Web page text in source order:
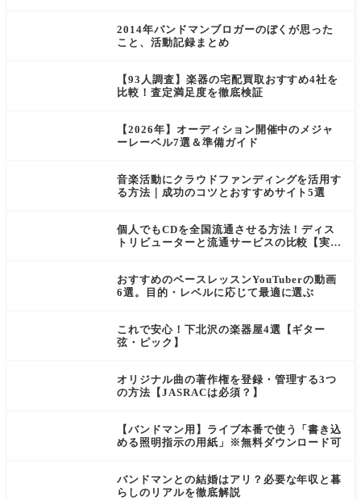
2014年バンドマンブロガーのぼくが思った
こと、活動記録まとめ
【93人調査】楽器の宅配買取おすすめ4社を
比較！査定満足度を徹底検証
【2026年】オーディション開催中のメジャ
ーレーベル7選＆準備ガイド
音楽活動にクラウドファンディングを活用す
る方法｜成功のコツとおすすめサイト5選
個人でもCDを全国流通させる方法！ディス
トリビューターと流通サービスの比較【実体
おすすめのベースレッスンYouTuberの動画
6選。目的・レベルに応じて最適に選ぶ
これで安心！下北沢の楽器屋4選【ギター
弦・ピック】
オリジナル曲の著作権を登録・管理する3つ
の方法【JASRACは必須？】
【バンドマン用】ライブ本番で使う「書き込
める照明指示の用紙」※無料ダウンロード可
バンドマンとの結婚はアリ？必要な年収と暮
らしのリアルを徹底解説